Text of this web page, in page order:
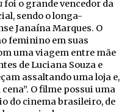
foi o grande vencedor da
sendo o longa-
Janaína Marques. O
feminino em suas
uma viagem entre mãe
de Luciana Souza e
assaltando uma loja e,
O filme possui uma
do cinema brasileiro, de